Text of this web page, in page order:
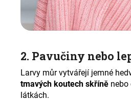
2. Pavučiny nebo
Larvy můr vytvářejí jemné
tmavých koutech skříně nebo
látkách.